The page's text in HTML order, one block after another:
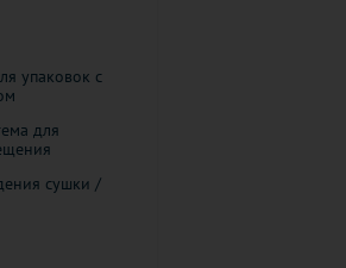
упаковок с
для
сушки /